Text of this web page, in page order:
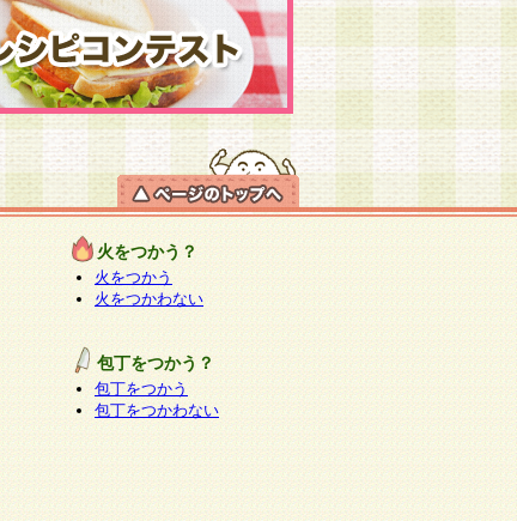
火をつかう？
火をつかう
火をつかわない
包丁をつかう？
包丁をつかう
包丁をつかわない